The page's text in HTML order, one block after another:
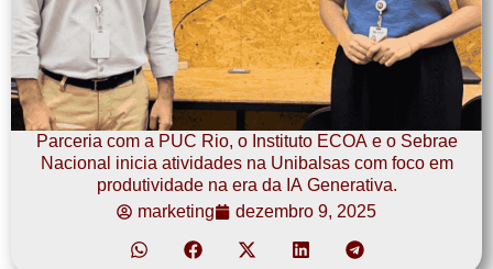
Parceria com a PUC Rio, o Instituto ECOA e o Sebrae
Nacional inicia atividades na Unibalsas com foco em
produtividade na era da IA Generativa.
marketing
dezembro 9, 2025